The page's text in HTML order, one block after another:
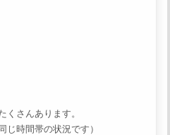
くさんあります。
じ時間帯の状況です）